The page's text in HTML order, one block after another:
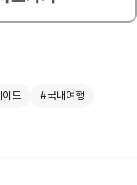
트
#국내여행